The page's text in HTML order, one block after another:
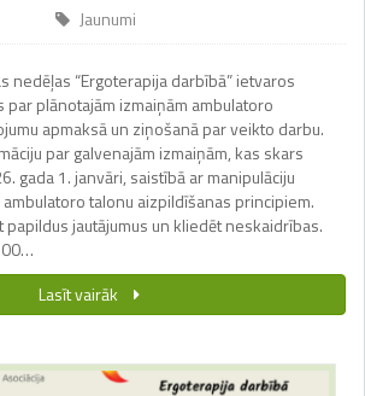
Jaunumi
nedēļas “Ergoterapija darbībā” ietvaros
plānotajām izmaiņām ambulatoro
apmaksā un ziņošanā par veikto darbu.
par galvenajām izmaiņām, kas skars
gada 1. janvāri, saistībā ar manipulāciju
talonu aizpildīšanas principiem.
jautājumus un kliedēt neskaidrības.
Lasīt vairāk